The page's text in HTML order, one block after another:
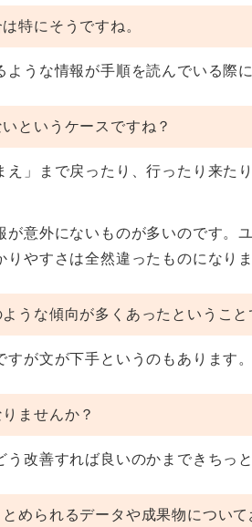
特にそうですね。
うな情報が手順を読んでいる際に
というケースですね？
」まで戻ったり、行ったり来た
意外にないものが多いのです。
やすさは全然違ったものになりま
うな傾向が多くあったということ
が文が下手というのもあります。
ませんか？
改善すれば良いのかまできちっと
められるデータや成果物について